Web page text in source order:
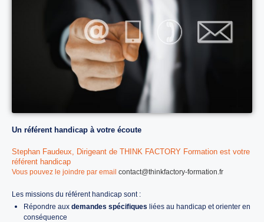
Un référent handicap à votre écoute
Stephan Faudeux, Dirigeant de THINK FACTORY Formation est votre
référent handicap
Vous pouvez le joindre par email contact@thinkfactory-formation.fr
Les missions du référent handicap sont :
Répondre aux demandes spécifiques liées au handicap et orienter en
conséquence